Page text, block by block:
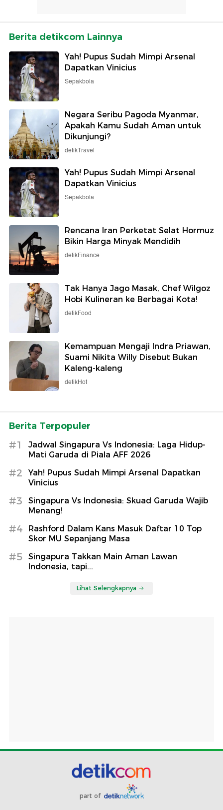
Berita detikcom Lainnya
Yah! Pupus Sudah Mimpi Arsenal
Dapatkan Vinicius
Sepakbola
Negara Seribu Pagoda Myanmar,
Apakah Kamu Sudah Aman untuk
Dikunjungi?
detikTravel
Yah! Pupus Sudah Mimpi Arsenal
Dapatkan Vinicius
Sepakbola
Rencana Iran Perketat Selat Hormuz
Bikin Harga Minyak Mendidih
detikFinance
Tak Hanya Jago Masak, Chef Wilgoz
Hobi Kulineran ke Berbagai Kota!
detikFood
Kemampuan Mengaji Indra Priawan,
Suami Nikita Willy Disebut Bukan
Kaleng-kaleng
detikHot
Berita Terpopuler
#1
Jadwal Singapura Vs Indonesia: Laga Hidup-
Mati Garuda di Piala AFF 2026
#2
Yah! Pupus Sudah Mimpi Arsenal Dapatkan
Vinicius
#3
Singapura Vs Indonesia: Skuad Garuda Wajib
Menang!
#4
Rashford Dalam Kans Masuk Daftar 10 Top
Skor MU Sepanjang Masa
#5
Singapura Takkan Main Aman Lawan
Indonesia, tapi...
Lihat Selengkapnya
part of